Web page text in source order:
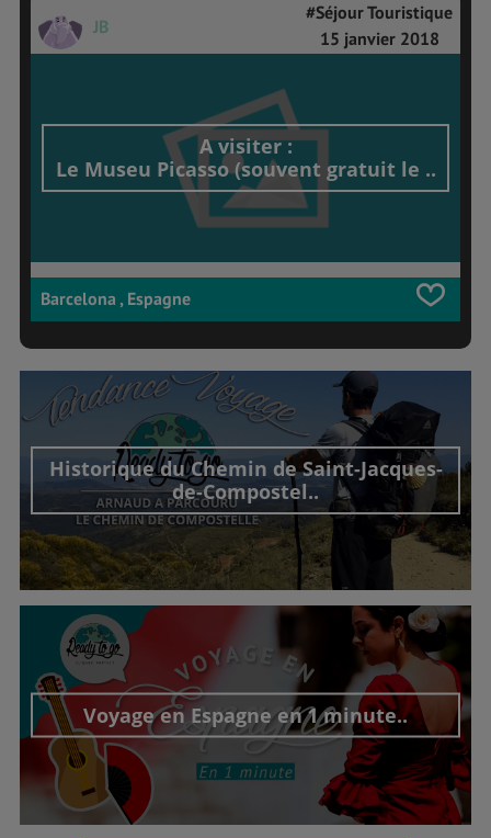
JB
#Séjour Touristique
15 janvier 2018
A visiter :
Le Museu Picasso (souvent gratuit le ..
Barcelona , Espagne
Historique du Chemin de Saint-Jacques-
de-Compostel..
Découvrir cet interview
Voyage en Espagne en 1 minute..